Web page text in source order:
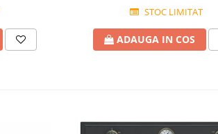
STOC LIMITAT
ADAUGA IN COS